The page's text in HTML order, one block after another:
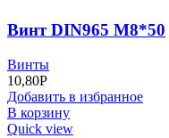
Винт DIN965 М8*50
Винты
10,80Р
Добавить в избранное
В корзину
Quick view